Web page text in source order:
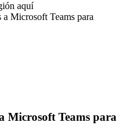
aquí
Microsoft Teams para
Microsoft Teams para